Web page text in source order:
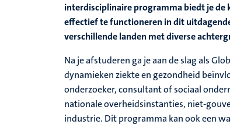
interdisciplinaire programma biedt je de
effectief te functioneren in dit
verschillende landen met diverse
Na je afstuderen ga je aan de slag als
dynamieken ziekte en gezondheid
onderzoeker, consultant of sociaal
nationale overheidsinstanties, niet-
industrie. Dit programma kan ook een